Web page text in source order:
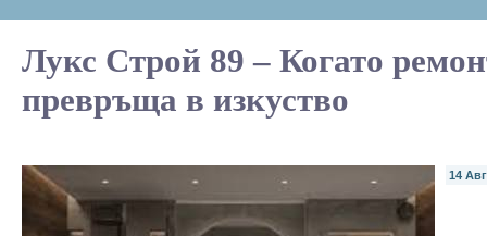
Лукс Строй 89 – Когато
превръща в изкуство
14